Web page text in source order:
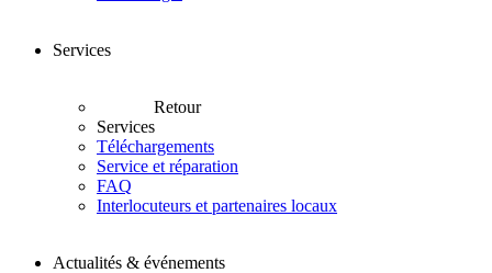
Services
Retour
Services
Téléchargements
Service et réparation
FAQ
Interlocuteurs et partenaires locaux
Actualités & événements